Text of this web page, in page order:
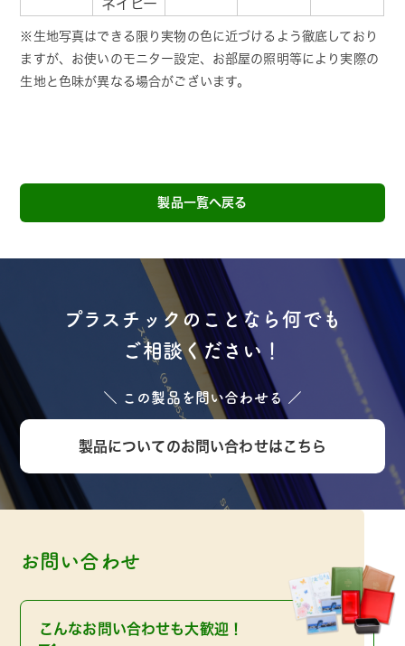
ネイビー
※生地写真はできる限り実物の色に近づけるよう徹底しており
ますが、お使いのモニター設定、お部屋の照明等により実際の
生地と色味が異なる場合がございます。
製品一覧へ戻る
プラスチックのことなら何でも
ご相談ください！
＼ この製品を問い合わせる ／
製品についてのお問い合わせはこちら
お問い合わせ
こんなお問い合わせも大歓迎！